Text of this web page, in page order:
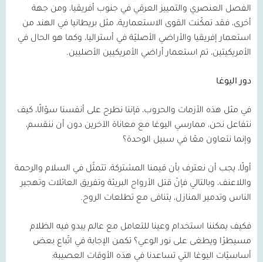
الفصل العنصري والتمييز العرقي في جنوب أفريقيا، ومن جهة
أخرى، فقد تمكّنت القوى الاستعمارية، مثل بريطانيا في الهند من
استعمار إفريقيا والأراضي الأصليّة في أستراليا، وكما هو الحال في
الأمريكيتين، تم استعمار أراضي الأمريكيين الأصليين.
دور اليوغا
في مثل هذه الأزمات والحروب، فإننا نطرح على أنفسنا سؤالًا، كيف
نتفاعل نحن، ممارسي اليوغا مع معاناة الآخرين دون أن ننقسم،
وإنما نتعاون معًا في سبيل الوحدة؟
أولًا، يجب أن نعترف بأن قيمنا المشتركة، تتمثّل في السلام والرحمة
واللاعنف، وبالتالي فإنّ قتل الأرواح البريئة وتفريق العائلات وتهجير
الناس وتدمير المنازل، يتنافى مع تطلعات الروح.
فكيف يمكننا استخدام وعينا للتعامل مع عالم يبدو فيه الظلام
مسيطرًا ويطغى على نور الوعي؟ تكمن الإجابة في اتّباع بعض
أساسيّات اليوغا التي تساعدنا في هذه الأوقات العصيبة: